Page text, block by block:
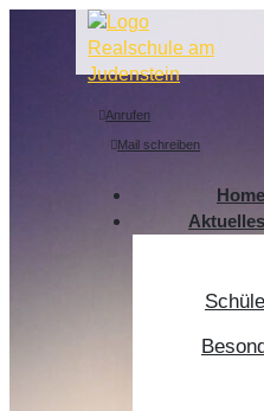
Anrufen
Mail schreiben
Home
Aktuelles